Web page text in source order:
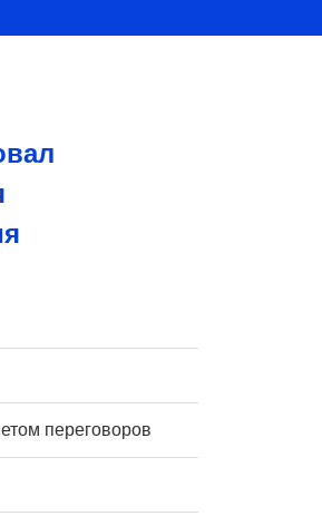
переговоров